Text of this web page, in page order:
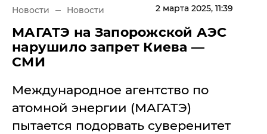
рассея
Мир
Беларусь
Военное обозрение
Наука и Техника
Мнение
Пресса
Шоу-биз
Харьков
Днепр
Новости Новости 2 марта 2025, 11:39
​МАГАТЭ на Запорожской АЭС
нарушило запрет Киева —
СМИ
Международное агентство по
атомной энергии (МАГАТЭ)
пытается подорвать суверенитет